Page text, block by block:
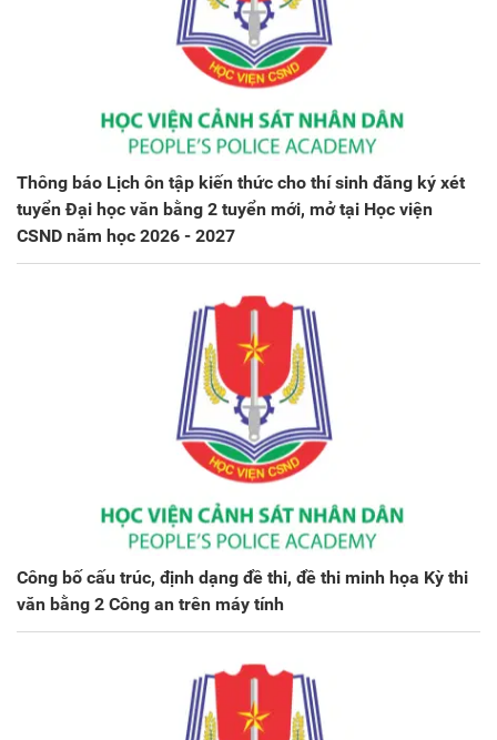
Thông báo Lịch ôn tập kiến thức cho thí sinh đăng ký xét
tuyển Đại học văn bằng 2 tuyển mới, mở tại Học viện
CSND năm học 2026 - 2027
Công bố cấu trúc, định dạng đề thi, đề thi minh họa Kỳ thi
văn bằng 2 Công an trên máy tính